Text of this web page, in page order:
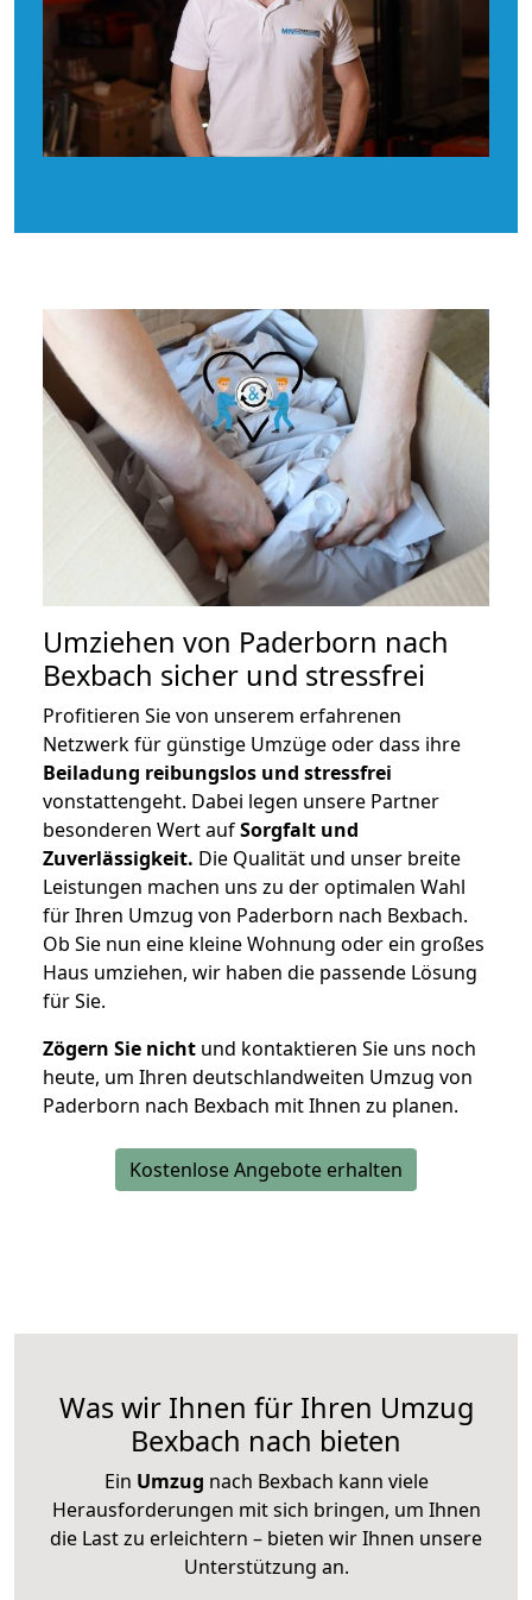
Umziehen von Paderborn nach
Bexbach sicher und stressfrei
Profitieren Sie von unserem erfahrenen
Netzwerk für günstige Umzüge oder dass ihre
Beiladung reibungslos und stressfrei
vonstattengeht. Dabei legen unsere Partner
besonderen Wert aufSorgfalt und
Zuverlässigkeit. Die Qualität und unser breite
Leistungen machen uns zu der optimalen Wahl
für Ihren Umzug von Paderborn nach Bexbach.
Ob Sie nun eine kleine Wohnung oder ein großes
Haus umziehen, wir haben die passende Lösung
für Sie.
Zögern Sie nicht und kontaktieren Sie uns noch
heute, um Ihren deutschlandweiten Umzug von
Paderborn nach Bexbach mit Ihnen zu planen.
Kostenlose Angebote erhalten
Was wir Ihnen für Ihren Umzug
Bexbach nach bieten
Ein Umzug nach Bexbach kann viele
Herausforderungen mit sich bringen, um Ihnen
die Last zu erleichtern – bieten wir Ihnen unsere
Unterstützung an.